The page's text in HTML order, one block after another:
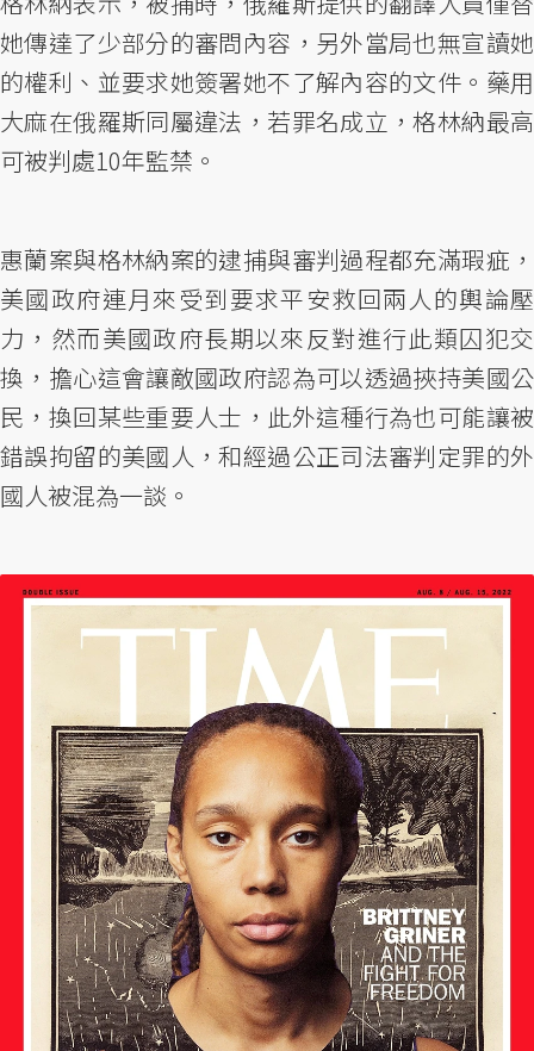
她傳達了少部分的審問內容，另外當局也無宣讀她
的權利、並要求她簽署她不了解內容的文件。藥用
大麻在俄羅斯同屬違法，若罪名成立，格林納最高
可被判處10年監禁。
惠蘭案與格林納案的逮捕與審判過程都充滿瑕疵，
美國政府連月來受到要求平安救回兩人的輿論壓
力，然而美國政府長期以來反對進行此類囚犯交
換，擔心這會讓敵國政府認為可以透過挾持美國公
民，換回某些重要人士，此外這種行為也可能讓被
錯誤拘留的美國人，和經過公正司法審判定罪的外
國人被混為一談。